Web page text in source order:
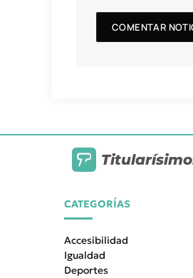
CATEGORÍAS
Accesibilidad
Igualdad
Deportes